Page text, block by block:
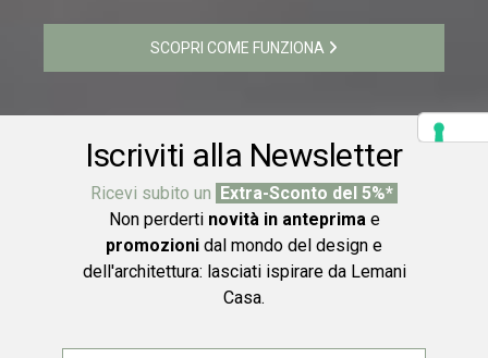
SCOPRI COME FUNZIONA
Iscriviti alla Newsletter
Ricevi subito un
Extra-Sconto del 5%*
Non perderti novità in anteprimae
promozioni dal mondo del design e
dell'architettura: lasciati ispirare da Lemani
Casa.